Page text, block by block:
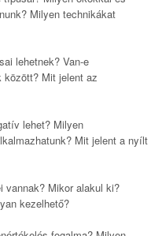
Milyen technikákat
lehetnek? Van-e
között? Mit jelent az
lehet? Milyen
Mit jelent a nyílt
vannak? Mikor alakul ki?
kezelhető?